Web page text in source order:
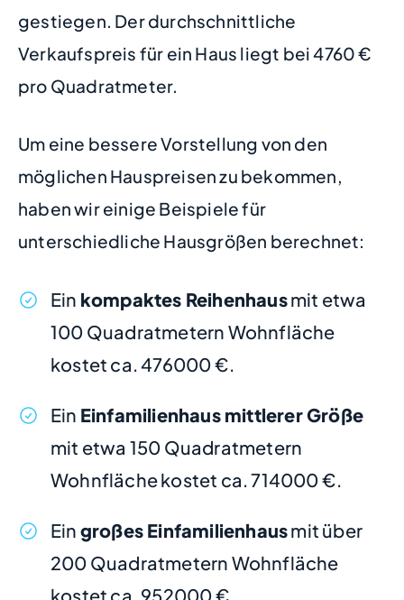
gestiegen. Der durchschnittliche
Verkaufspreis für ein Haus liegt bei 4760 €
pro Quadratmeter.
Um eine bessere Vorstellung von den
möglichen Hauspreisen zu bekommen,
haben wir einige Beispiele für
unterschiedliche Hausgrößen berechnet:
Ein kompaktes Reihenhausmit etwa
100 Quadratmetern Wohnfläche
kostet ca. 476000 €.
Ein Einfamilienhaus mittlerer Größe
mit etwa 150 Quadratmetern
Wohnfläche kostet ca. 714000 €.
Ein großes Einfamilienhausmit über
200 Quadratmetern Wohnfläche
kostet ca. 952000 €.